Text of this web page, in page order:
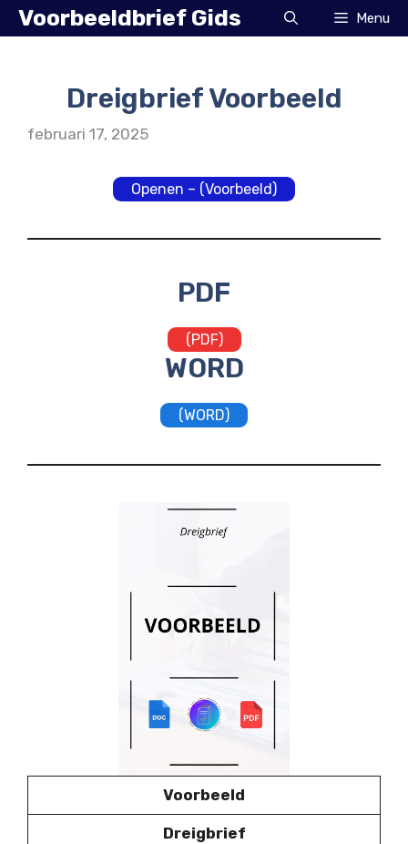
Ga
naar
Voorbeeldbrief Gids Menu
Dreigbrief Voorbeeld
februari 17, 2025
Openen – (Voorbeeld)
PDF
(PDF)
WORD
(WORD)
Voorbeeld
Dreigbrief